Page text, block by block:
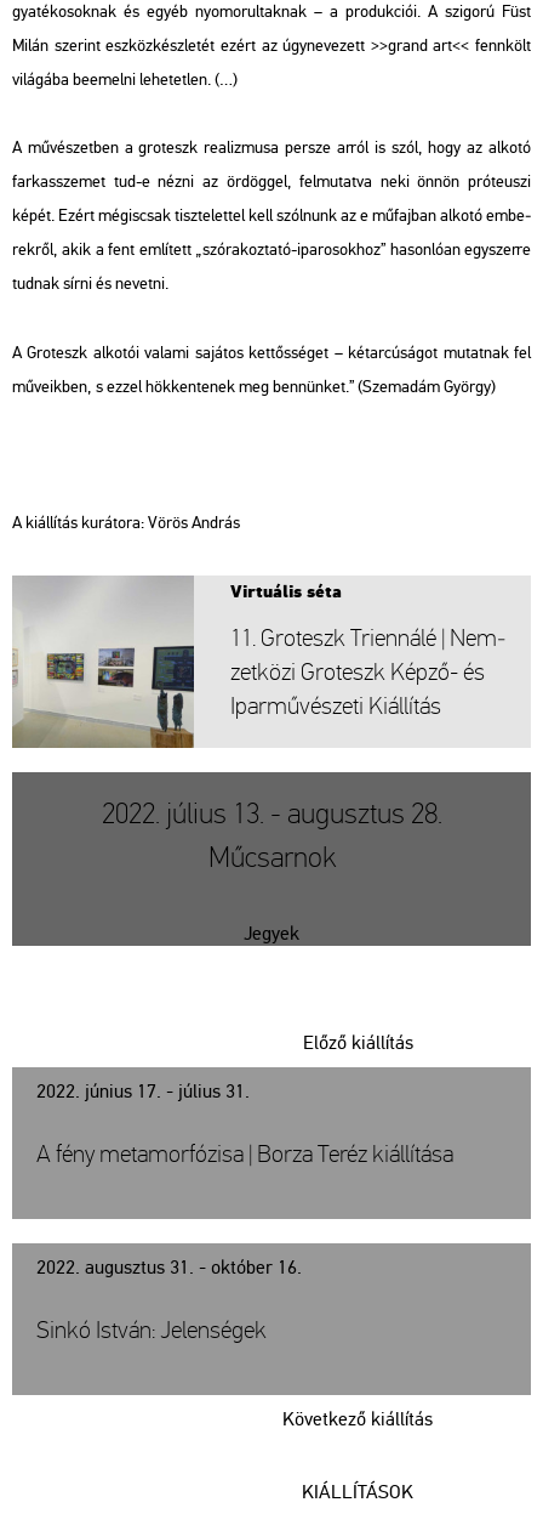
gya­té­ko­sok­nak és egyéb nyo­mo­rul­tak­nak – a pro­duk­ci­ói. A szi­go­rú Füst
Milán sze­rint esz­köz­kész­le­tét ezért az úgy­ne­ve­zett >>grand art<< fenn­költ
vi­lá­gá­ba be­emel­ni le­he­tet­len. (…)
A mű­vé­szet­ben a gro­teszk re­a­liz­mu­sa per­sze arról is szól, hogy az al­ko­tó
far­kas­sze­met tud-e nézni az ör­dög­gel, fel­mu­tat­va neki önnön pró­te­u­szi
képét. Ezért még­is­csak tisz­te­let­tel kell szól­nunk az e mű­faj­ban al­ko­tó em­be­
rek­ről, akik a fent em­lí­tett „szó­ra­koz­ta­tó-ipa­ro­sok­hoz” ha­son­ló­an egy­szer­re
tud­nak sírni és ne­vet­ni.
A Gro­teszk al­ko­tói va­la­mi sa­já­tos ket­tős­sé­get – két­ar­cú­sá­got mu­tat­nak fel
mű­ve­ik­ben, s ezzel hök­ken­te­nek meg ben­nün­ket.” (Sze­ma­dám György)
A ki­ál­lí­tás ku­rá­to­ra: Vörös And­rás
Vir­tu­á­lis séta
11. Gro­teszk Tri­en­ná­lé | Nem­
zet­kö­zi Gro­teszk Képző- és
Ipar­mű­vé­sze­ti Ki­ál­lí­tás
2022. július 13. - augusztus 28.
Műcsarnok
Jegyek
2022. június 17. - július 31.
Előző kiállítás
A fény metamorfózisa | Borza Teréz kiállítása
2022. augusztus 31. - október 16.
Következő kiállítás
Sinkó István: Jelenségek
KIÁLLÍTÁSOK